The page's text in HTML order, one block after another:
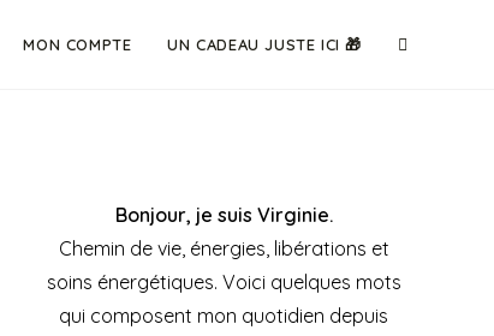
MON COMPTE UN CADEAU JUSTE ICI 🎁
Bonjour, je suis Virginie.
Chemin de vie, énergies, libérations et
soins énergétiques. Voici quelques mots
qui composent mon quotidien depuis